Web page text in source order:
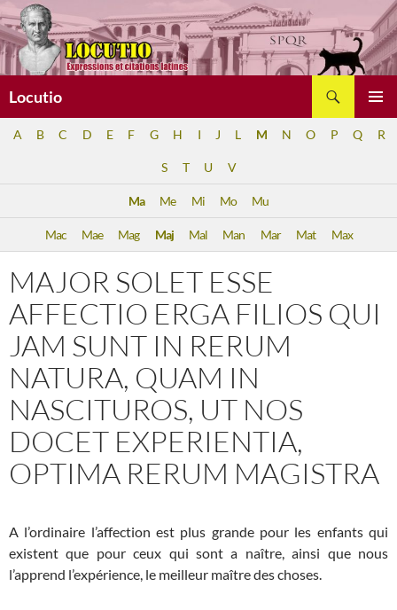
Aller
au
contenu
Locutio
A B C D E F G H I J L M N O P Q R
S T U V
Ma Me Mi Mo Mu
Mac Mae Mag Maj Mal Man Mar Mat Max
MAJOR SOLET ESSE
AFFECTIO ERGA FILIOS QUI
JAM SUNT IN RERUM
NATURA, QUAM IN
NASCITUROS, UT NOS
DOCET EXPERIENTIA,
OPTIMA RERUM MAGISTRA
A l’ordinaire l’affection est plus grande pour les enfants qui
existent que pour ceux qui sont a naître, ainsi que nous
l’apprend l’expérience, le meilleur maître des choses.